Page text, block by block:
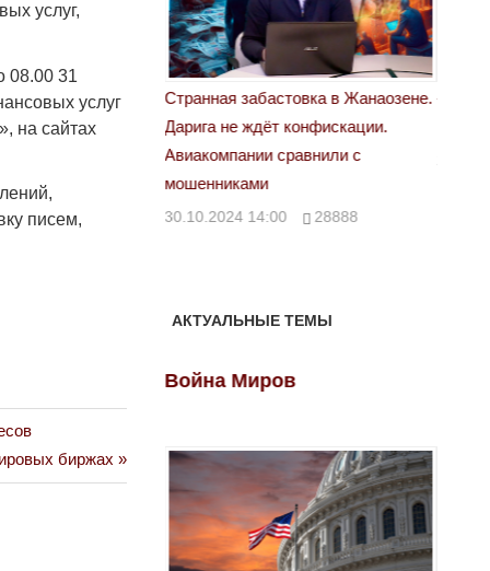
услуг,
08.00 31
услуг
на сайтах
писем,
биржах
в Жанаозене.
конфискации.
28888
«Новый Казахстан не говорит всей
правды»
29.10.2024 09:00 39623
АКТУАЛЬНЫЕ ТЕМЫ
Война Миров